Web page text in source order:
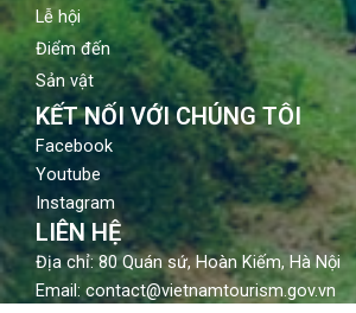
Lễ hội
Điểm đến
Sản vật
KẾT NỐI VỚI CHÚNG TÔI
Facebook
Youtube
Instagram
LIÊN HỆ
Địa chỉ: 80 Quán sứ, Hoàn Kiếm, Hà Nội
Email: contact@vietnamtourism.gov.vn